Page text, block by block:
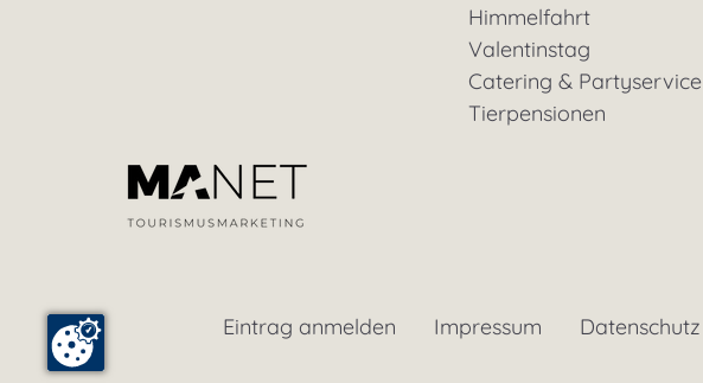
Himmelfahrt
Valentinstag
Catering & Partyservice
Tierpensionen
Eintrag anmelden Impressum Datenschutz